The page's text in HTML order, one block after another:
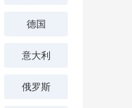
德国
意大利
俄罗斯